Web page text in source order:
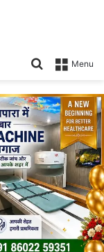
Menu
Search